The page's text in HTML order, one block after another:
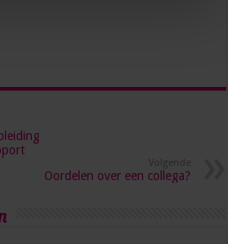
Volgende
Oordelen over een collega?